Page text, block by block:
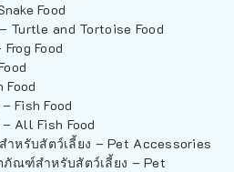
Food
Turtle and Tortoise Food
Food
Food
Fish Food
All Fish Food
หรับสัตว์เลี้ยง – Pet Accessories
ณฑ์สำหรับสัตว์เลี้ยง – Pet